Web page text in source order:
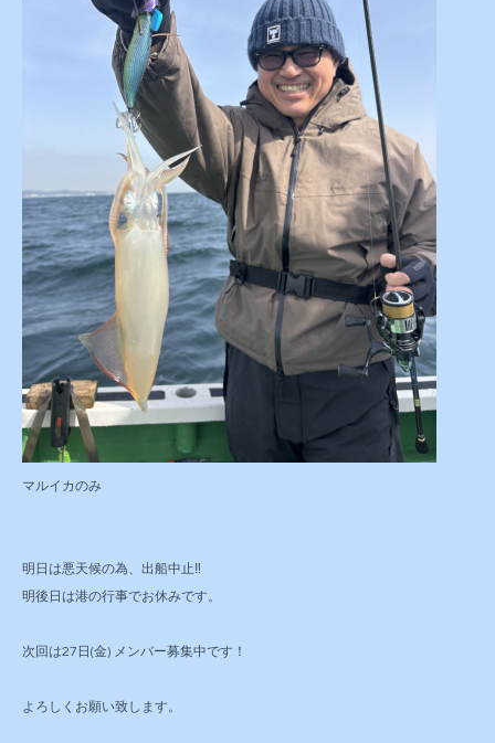
マルイカのみ
明日は悪天候の為、出船中止‼️
明後日は港の行事でお休みです。
次回は27日(金) メンバー募集中です！
よろしくお願い致します。